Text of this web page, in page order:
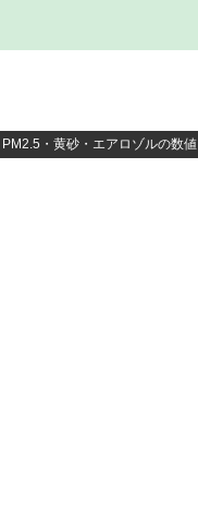
・黄砂・エアロゾルの数値